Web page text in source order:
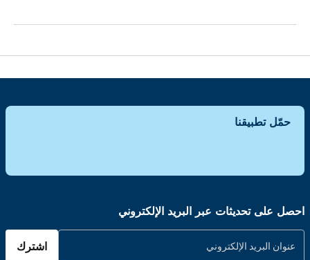
حمّل تطبيقنا
احصل على تحديثات عبر البريد الإلكتروني
اشترك